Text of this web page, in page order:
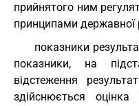
прийнятого ним
принципами державної
показники
показники, на
відстеження
здійснюється